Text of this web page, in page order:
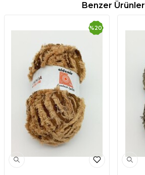
Benzer Ürünler
%20